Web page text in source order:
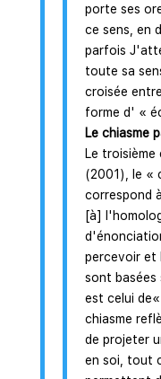
porte ses
ce sens, en
parfois
toute sa
croisée
forme d' «
Le chiasme
Le troisième
(2001), le «
correspond
[à]
percevoir et
sont basées
est celui de
chiasme
de projeter
en soi, tout